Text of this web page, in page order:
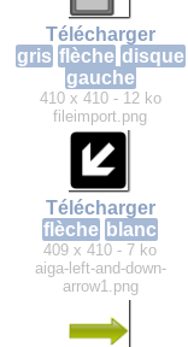
Télécharger
gris flèche disque
gauche
410 x 410 - 12 ko
fileimport.png
Télécharger
flèche blanc
409 x 410 - 7 ko
aiga-left-and-down-
arrow1.png